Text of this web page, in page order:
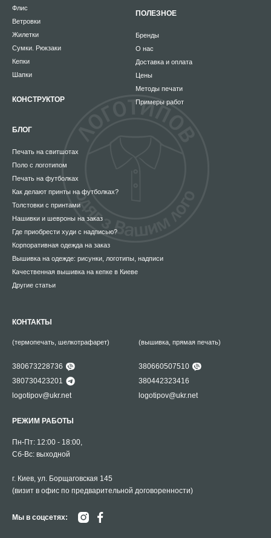
Флис
Ветровки
Жилетки
Сумки. Рюкзаки
Кепки
Шапки
КОНСТРУКТОР
ПОЛЕЗНОЕ
Бренды
О нас
Доставка и оплата
Цены
Методы печати
Примеры работ
БЛОГ
Печать на свитшотах
Поло с логотипом
Печать на футболках
Как делают принты на футболках?
Толстовки с принтами
Нашивки и шевроны на заказ
Где приобрести худи с надписью?
Корпоративная одежда на заказ
Вышивка на одежде: рисунки, логотипы, надписи
Качественная вышивка на кепке в Киеве
Другие статьи
КОНТАКТЫ
(термопечать, шелкотрафарет)
380673228736
380730423201
logotipov@ukr.net
(вышивка, прямая печать)
380660507510
380442323416
logotipov@ukr.net
РЕЖИМ РАБОТЫ
Пн-Пт: 12:00 - 18:00,
Сб-Вс: выходной
г. Киев, ул. Борщаговская 145
(визит в офис по предварительной договоренности)
Мы в соцсетях: